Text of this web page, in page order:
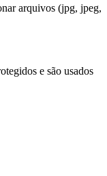
arquivos (jpg, jpeg,
e são usados